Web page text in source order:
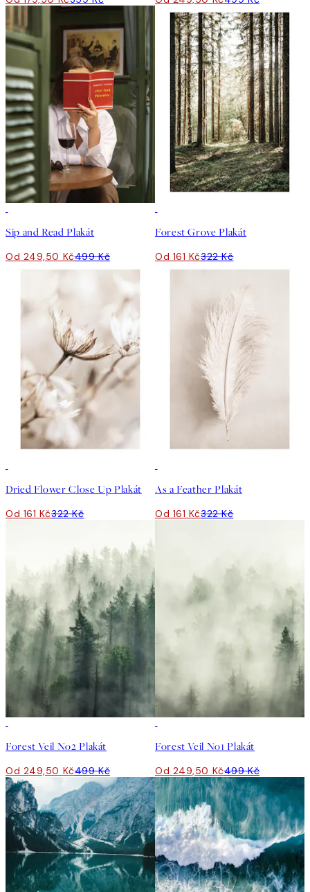
Sip and Read Plakát
Od 249,50 Kč499 Kč
Forest Grove Plakát
Od 161 Kč322 Kč
Dried Flower Close Up Plakát
Od 161 Kč322 Kč
As a Feather Plakát
Od 161 Kč322 Kč
Forest Veil No2 Plakát
Od 249,50 Kč499 Kč
Forest Veil No1 Plakát
Od 249,50 Kč499 Kč